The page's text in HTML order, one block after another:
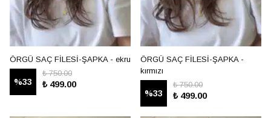
ÖRGÜ SAÇ FİLESİ-ŞAPKA - ekru
%33
₺ 750.00
₺ 499.00
ÖRGÜ SAÇ FİLESİ-ŞAPKA -
kırmızı
%33
₺ 750.00
₺ 499.00